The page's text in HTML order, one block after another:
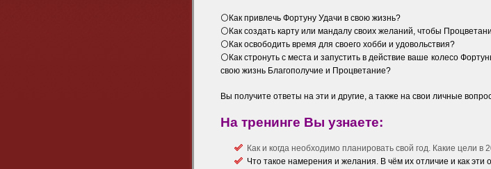
⚪Как привлечь Фортуну Удачи в свою жизнь?
⚪Как создать карту или мандалу своих желаний, чтобы
⚪Как освободить время для своего хобби и удовольствия?
⚪Как стронуть с места и запустить в действие ваше колесо
свою жизнь Благополучие и Процветание?
Вы получите ответы на эти и другие, а также на свои личные
На тренинге Вы узнаете:
Как и когда необходимо планировать свой год. Какие цели
Что такое намерения и желания. В чём их отличие и как